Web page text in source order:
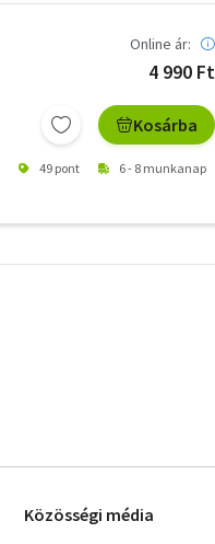
Online ár:
4 990 Ft
Kosárba
49 pont 6 - 8 munkanap
Közösségi média